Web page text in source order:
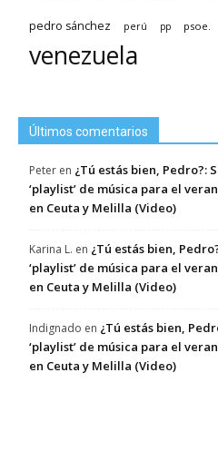
pedro sánchez perú pp psoe.
venezuela
Últimos comentarios
Peter en ¿Tú estás bien, Pedro?:
‘playlist’ de música para el
en Ceuta y Melilla (Video)
Karina L. en ¿Tú estás bien,
‘playlist’ de música para el
en Ceuta y Melilla (Video)
Indignado en ¿Tú estás bien,
‘playlist’ de música para el
en Ceuta y Melilla (Video)